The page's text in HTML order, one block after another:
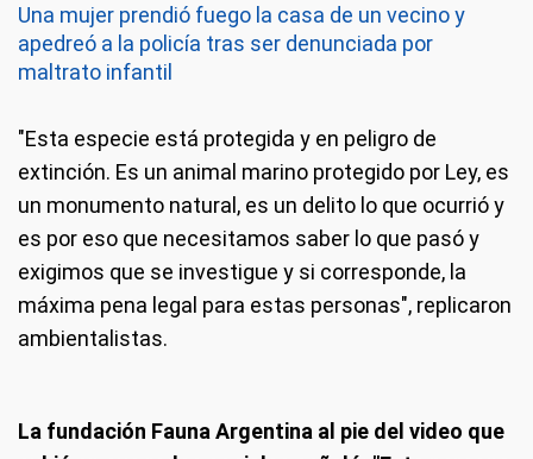
Una mujer prendió fuego la casa de un vecino y
apedreó a la policía tras ser denunciada por
maltrato infantil
"Esta especie está protegida y en peligro de
extinción. Es un animal marino protegido por Ley, es
un monumento natural, es un delito lo que ocurrió y
es por eso que necesitamos saber lo que pasó y
exigimos que se investigue y si corresponde, la
máxima pena legal para estas personas", replicaron
ambientalistas.
La fundación Fauna Argentina al pie del video que